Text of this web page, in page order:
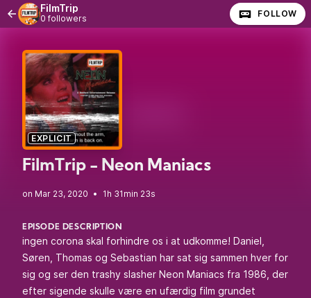
FilmTrip
0 followers FOLLOW
EXPLICIT
FilmTrip - Neon Maniacs
• 1h 31min 23s
EPISODE DESCRIPTION
ingen corona skal forhindre os i at udkomme! Daniel,
Søren, Thomas og Sebastian har sat sig sammen hver for
sig og ser den trashy slasher Neon Maniacs fra 1986, der
efter sigende skulle være en ufærdig film grundet